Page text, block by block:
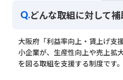
Q.どんな取組に対して補
大阪府「利益率向上・賃上げ支
小企業が、生産性向上や売上拡
を図る取組を支援する制度です。